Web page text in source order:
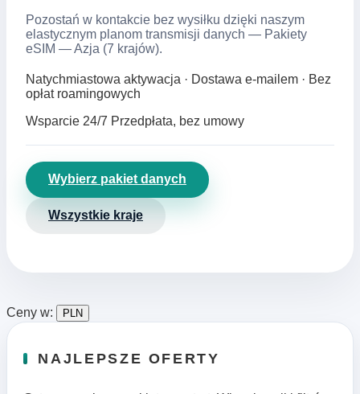
Pozostań w kontakcie bez wysiłku dzięki naszym
elastycznym planom transmisji danych — Pakiety
eSIM — Azja (7 krajów).
Natychmiastowa aktywacja · Dostawa e‑mailem · Bez
opłat roamingowych
Wsparcie 24/7 Przedpłata, bez umowy
Wybierz pakiet danych
Wszystkie kraje
Ceny w: PLN
NAJLEPSZE OFERTY